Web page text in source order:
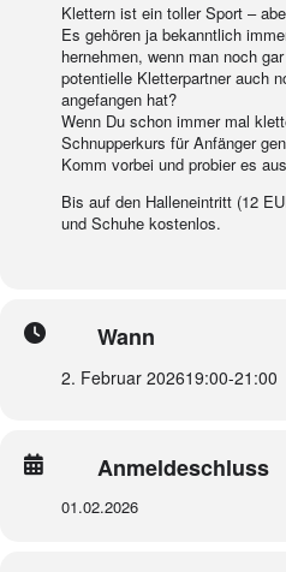
Klettern ist ein toller Sport –
Es gehören ja bekanntlich
hernehmen, wenn man noch
potentielle Kletterpartner auch
angefangen hat?
Wenn Du schon immer mal
Schnupperkurs für Anfänger
Komm vorbei und probier es
Bis auf den Halleneintritt (12
und Schuhe kostenlos.
Wann
2. Februar 202619:00-21:00
Anmeldeschluss
01.02.2026